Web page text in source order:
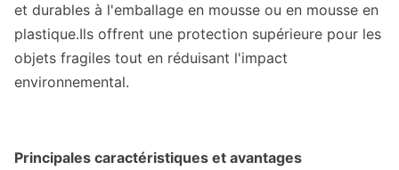
et durables à l'emballage en mousse ou en mousse en
plastique.Ils offrent une protection supérieure pour les
objets fragiles tout en réduisant l'impact
environnemental.
Principales caractéristiques et avantages